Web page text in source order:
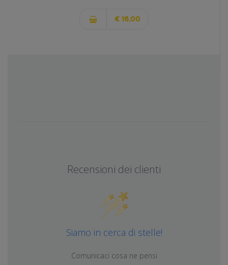
€ 16,00
Recensioni dei clienti
Siamo in cerca di stelle!
Comunicaci cosa ne pensi